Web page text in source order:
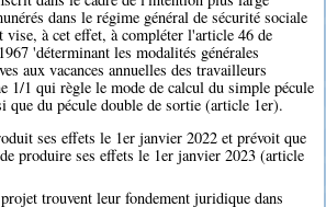
dans le régime général de sécurité sociale
vise, à cet effet, à compléter l'article 46 de
'déterminant les modalités générales
aux vacances annuelles des travailleurs
1/1 qui règle le mode de calcul du simple pécule
que du pécule double de sortie (article 1er).
ses effets le 1er janvier 2022 et prévoit que
produire ses effets le 1er janvier 2023 (article
trouvent leur fondement juridique dans